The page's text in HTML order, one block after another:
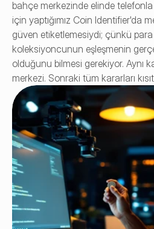
bahçe merkezinde elinde
için yaptığımız Coin Identifier'da
güven etiketlemesiydi; çünkü para
koleksiyoncunun eşleşmenin
olduğunu bilmesi gerekiyor. Aynı
merkezi. Sonraki tüm kararları